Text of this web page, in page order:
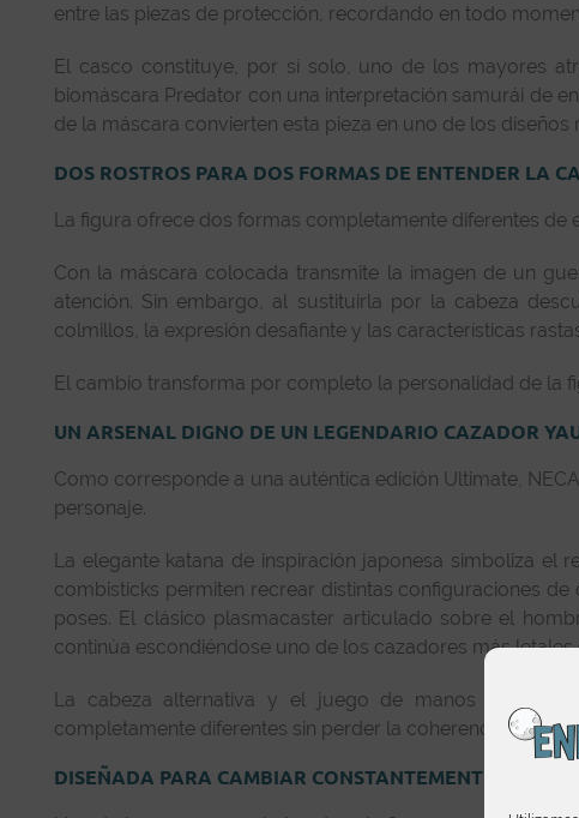
entre las piezas de protección, recordando en todo
El casco constituye, por sí solo, uno de los mayores
biomáscara Predator con una interpretación samurái de
de la máscara convierten esta pieza en uno de los
DOS ROSTROS PARA DOS FORMAS DE ENTENDER LA
La figura ofrece dos formas completamente diferentes
Con la máscara colocada transmite la imagen de un
atención. Sin embargo, al sustituirla por la cabeza
colmillos, la expresión desafiante y las características
El cambio transforma por completo la personalidad de la
UN ARSENAL DIGNO DE UN LEGENDARIO CAZADOR
Como corresponde a una auténtica edición Ultimate,
personaje.
La elegante katana de inspiración japonesa simboliza
combisticks permiten recrear distintas configuraciones
poses. El clásico plasmacaster articulado sobre el
continúa escondiéndose uno de los cazadores más letales
La cabeza alternativa y el juego de manos
completamente diferentes sin perder la coherencia
DISEÑADA PARA CAMBIAR CONSTANTEMENTE DE